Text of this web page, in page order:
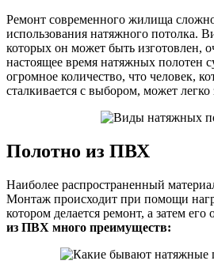
Ремонт современного жилища сложно
использования натяжного потолка.
которых он может быть изготовлен,
настоящее время натяжных полотен
огромное количество, что человек,
сталкивается с выбором, может легко
Полотно из ПВХ
Наиболее распространенный
Монтаж происходит при помощи
котором делается ремонт, а затем его
из ПВХ много преимуществ: